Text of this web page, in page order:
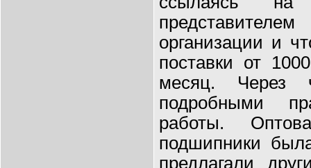
организации и
поставки от
месяц. Через
подробными
работы.
подшипники
предлагали